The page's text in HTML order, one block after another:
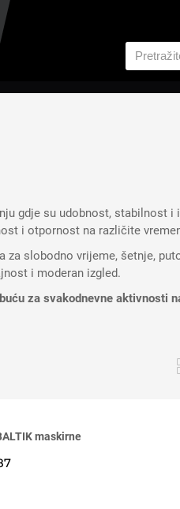
gdje su udobnost, stabilnost i
i otpornost na različite
za slobodno vrijeme, šetnje,
i moderan izgled.
za svakodnevne aktivnosti
maskirne